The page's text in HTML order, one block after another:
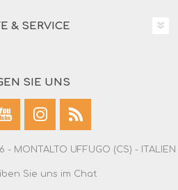
& SERVICE
SIE UNS
- MONTALTO UFFUGO (CS) - ITALIEN
Sie uns im Chat